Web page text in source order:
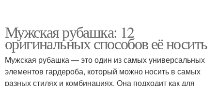
Мужская рубашка: 12
оригинальных способов её носить
Мужская рубашка — это один из самых универсальных
элементов гардероба, который можно носить в самых
разных стилях и комбинациях. Она подходит как для